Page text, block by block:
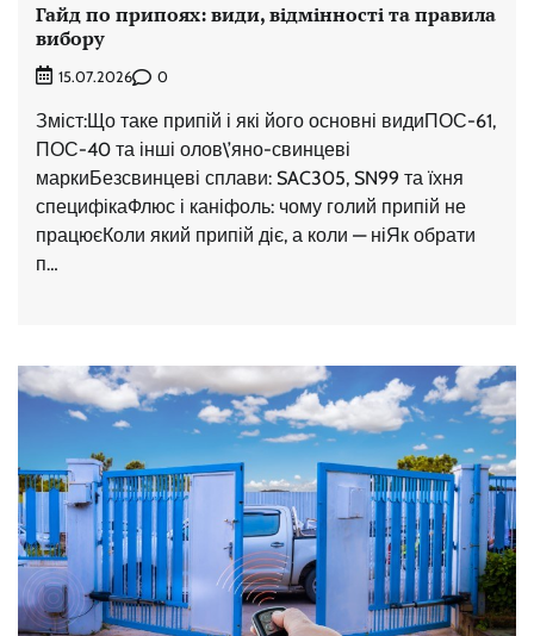
Гайд по припоях: види, відмінності та правила
вибору
15.07.2026 0
Зміст:Що таке припій і які його основні видиПОС-61,
ПОС-40 та інші олов\’яно-свинцеві
маркиБезсвинцеві сплави: SAC305, SN99 та їхня
специфікаФлюс і каніфоль: чому голий припій не
працюєКоли який припій діє, а коли — ніЯк обрати
п…